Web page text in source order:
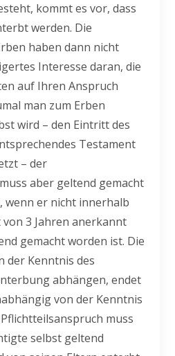
kommt es vor, dass
werden. Die
haben dann nicht
Interesse daran, die
auf Ihren Anspruch
man zum Erben
wird – den Eintritt des
Testament
– der
aber geltend gemacht
wenn er nicht innerhalb
3 Jahren anerkannt
gemacht worden ist. Die
der Kenntnis des
abhängen, endet
von der Kenntnis
muss
selbst geltend